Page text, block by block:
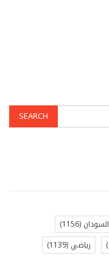
السودان (1156)
رياضي (1139)